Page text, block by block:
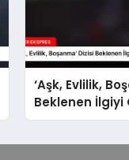
‘Aşk, Evlilik,
Beklenen İlgiyi